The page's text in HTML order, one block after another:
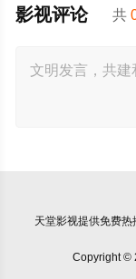
共
影视评论
天堂影视提供免费热
Copyright ©